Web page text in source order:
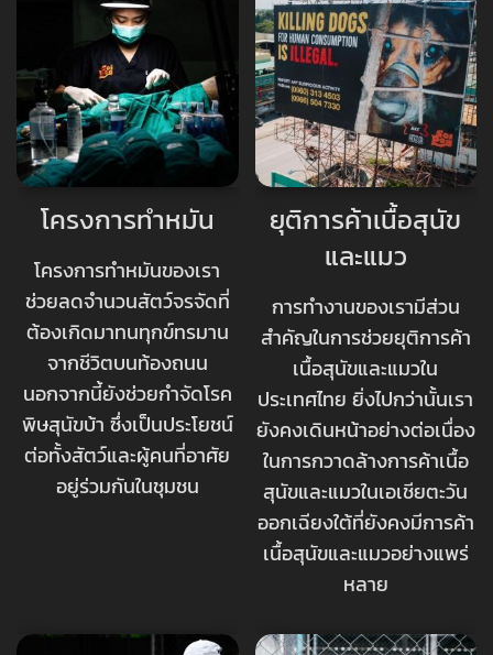
โครงการทำหมัน
โครงการทำหมันของเรา
ช่วยลดจำนวนสัตว์จรจัดที่
ต้องเกิดมาทนทุกข์ทรมาน
จากชีวิตบนท้องถนน
นอกจากนี้ยังช่วยกำจัดโรค
พิษสุนัขบ้า ซึ่งเป็นประโยชน์
ต่อทั้งสัตว์และผู้คนที่อาศัย
อยู่ร่วมกันในชุมชน
ยุติการค้าเนื้อสุนัข
และแมว
การทำงานของเรามีส่วน
สำคัญในการช่วยยุติการค้า
เนื้อสุนัขและแมวใน
ประเทศไทย ยิ่งไปกว่านั้นเรา
ยังคงเดินหน้าอย่างต่อเนื่อง
ในการกวาดล้างการค้าเนื้อ
สุนัขและแมวในเอเชียตะวัน
ออกเฉียงใต้ที่ยังคงมีการค้า
เนื้อสุนัขและแมวอย่างแพร่
หลาย